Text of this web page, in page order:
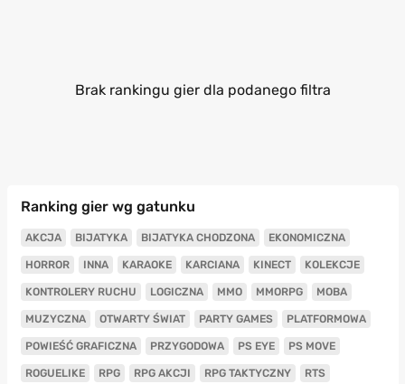
Brak rankingu gier dla podanego filtra
Ranking gier wg gatunku
AKCJA BIJATYKA BIJATYKA CHODZONA EKONOMICZNA
HORROR INNA KARAOKE KARCIANA KINECT KOLEKCJE
KONTROLERY RUCHU LOGICZNA MMO MMORPG MOBA
MUZYCZNA OTWARTY ŚWIAT PARTY GAMES PLATFORMOWA
POWIEŚĆ GRAFICZNA PRZYGODOWA PS EYE PS MOVE
ROGUELIKE RPG RPG AKCJI RPG TAKTYCZNY RTS